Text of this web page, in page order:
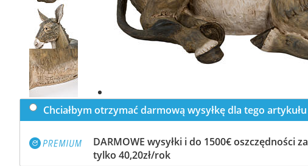
Previous
slide
Next
slide
Chciałbym otrzymać darmową wysyłkę dla tego artykułu
DARMOWE wysyłki i do 1500€ oszczędności za
tylko 40,20zł/rok